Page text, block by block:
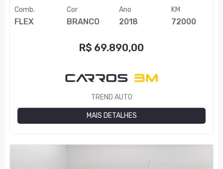
Comb.
FLEX
Cor
BRANCO
Ano
2018
KM
72000
R$ 69.890,00
TREND AUTO
MAIS DETALHES